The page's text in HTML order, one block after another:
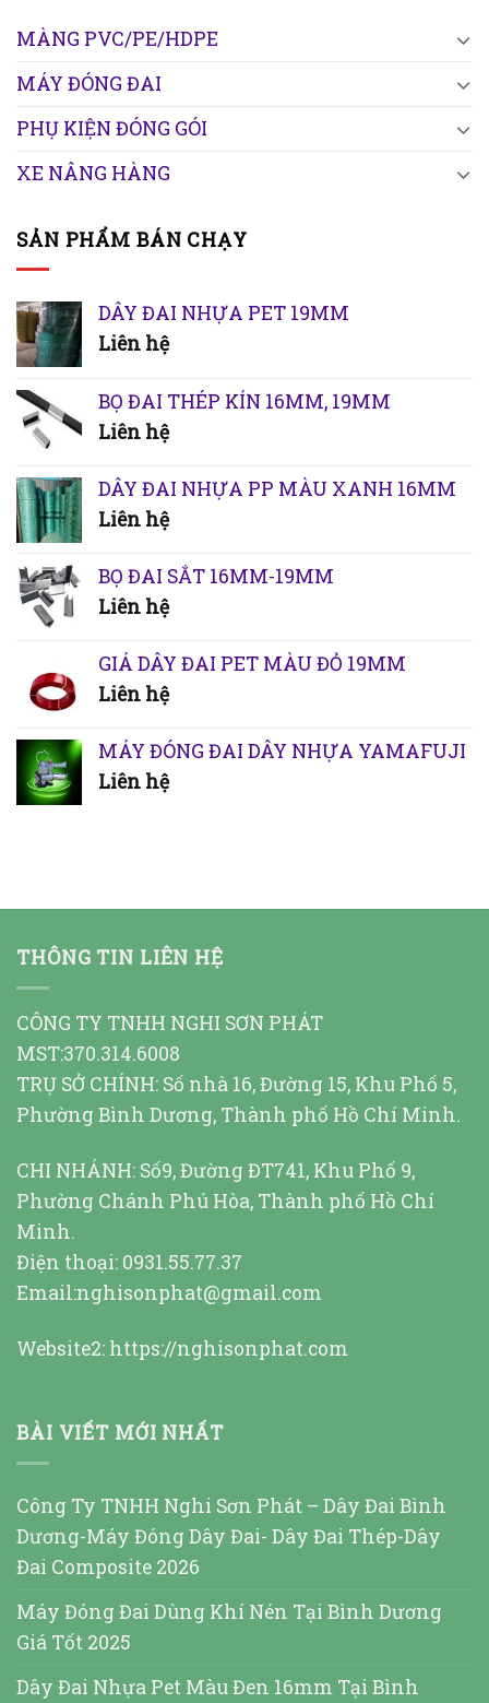
MÀNG PVC/PE/HDPE
MÁY ĐÓNG ĐAI
PHỤ KIỆN ĐÓNG GÓI
XE NÂNG HÀNG
SẢN PHẨM BÁN CHẠY
DÂY ĐAI NHỰA PET 19MM
Liên hệ
BỌ ĐAI THÉP KÍN 16MM, 19MM
Liên hệ
DÂY ĐAI NHỰA PP MÀU XANH 16MM
Liên hệ
BỌ ĐAI SẮT 16MM-19MM
Liên hệ
GIÁ DÂY ĐAI PET MÀU ĐỎ 19MM
Liên hệ
MÁY ĐÓNG ĐAI DÂY NHỰA YAMAFUJI
Liên hệ
THÔNG TIN LIÊN HỆ
CÔNG TY TNHH NGHI SƠN PHÁT
MST:370.314.6008
TRỤ SỞ CHÍNH: Số nhà 16, Đường 15, Khu Phố 5,
Phường Bình Dương, Thành phố Hồ Chí Minh.
CHI NHÁNH: Số9, Đường ĐT741, Khu Phố 9,
Phường Chánh Phú Hòa, Thành phố Hồ Chí
Minh.
Điện thoại: 0931.55.77.37
Email:nghisonphat@gmail.com
Website2: https://nghisonphat.com
BÀI VIẾT MỚI NHẤT
Công Ty TNHH Nghi Sơn Phát – Dây Đai Bình
Dương-Máy Đóng Dây Đai- Dây Đai Thép-Dây
Đai Composite 2026
Máy Đóng Đai Dùng Khí Nén Tại Bình Dương
Giá Tốt 2025
Dây Đai Nhựa Pet Màu Đen 16mm Tại Bình